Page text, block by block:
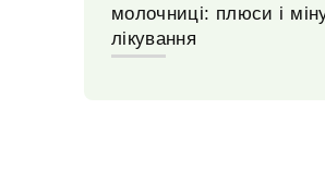
молочниці: плюси і
лікування